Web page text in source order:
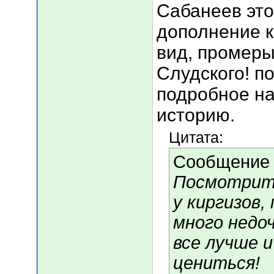
Сабанеев
дополнение
вид,
Слудского!
подробное
историю.
Цитата:
Сообщение
у
много
все лучше
цениться!